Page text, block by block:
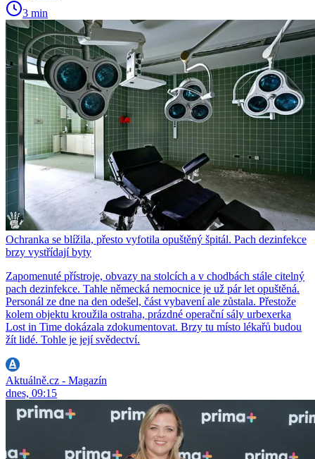
3 min
Ochranka se blížila, přesto vyfotila opuštěný špitál. Pach dezinfekce
brzy vystřídají byty
Zapomenuté přístroje, obvazy na stolcích a v chodbách stále citelný
pach dezinfekce. Tahle německá nemocnice je už pár let opuštěná.
Personál ze dne na den odešel, část vybavení ale zůstala. Přestože
kolem objektu kroužila ostraha, prázdné operační sály urbexerka
Lost in Time dokázala zdokumentovat. Brzy tu místo lékařů budou
žít lidé. Tohle je její svědectví.
Aktuálně.cz - Magazín
dnes, 09:15